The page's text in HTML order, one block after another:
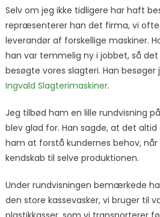
Selv om jeg ikke tidligere har haft
repræsenterer han det firma, vi
leverandør af forskellige maskiner.
han var temmelig ny i jobbet, så
besøgte vores slagteri. Han
Ingvald Slagterimaskiner.
Jeg tilbød ham en lille rundvisning
blev glad for. Han sagde, at det
ham at forstå kundernes behov,
kendskab til selve produktionen.
Under rundvisningen bemærkede
den store kassevasker, vi bruger til